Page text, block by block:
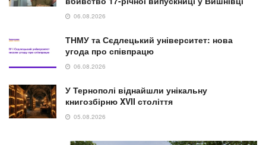
06.08.2026
ТНМУ та Сєдлецький університет: нова
угода про співпрацю
06.08.2026
У Тернополі віднайшли унікальну
книгозбірню XVII століття
05.08.2026